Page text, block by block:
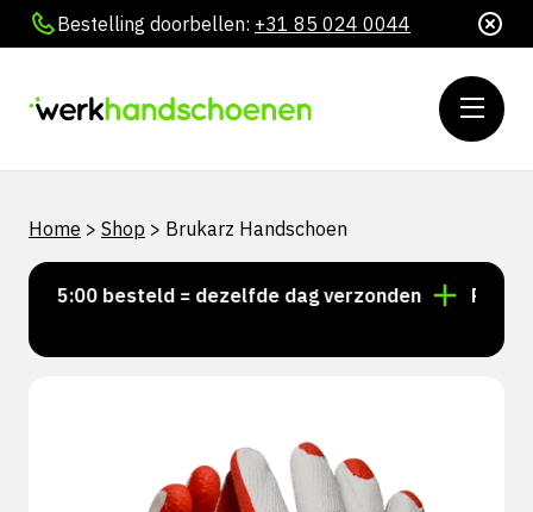
Bestelling doorbellen: +31 85 024 0044
Home > Shop > Brukarz Handschoen
15:00 besteld = dezelfde dag verzonden